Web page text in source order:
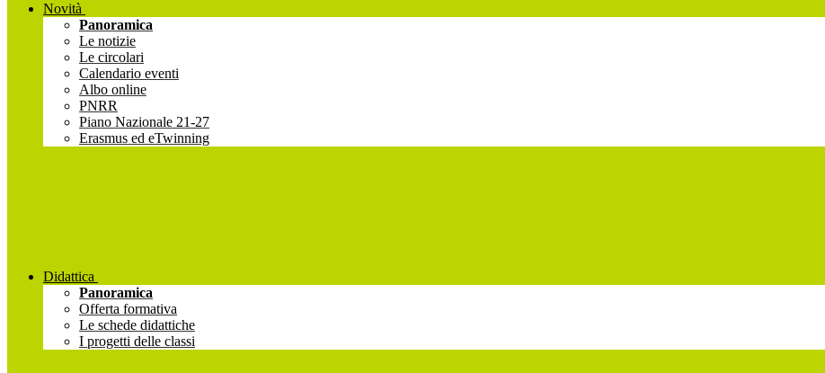
Novità
Panoramica
Le notizie
Le circolari
Calendario eventi
Albo online
PNRR
Piano Nazionale 21-27
Erasmus ed eTwinning
Didattica
Panoramica
Offerta formativa
Le schede didattiche
I progetti delle classi